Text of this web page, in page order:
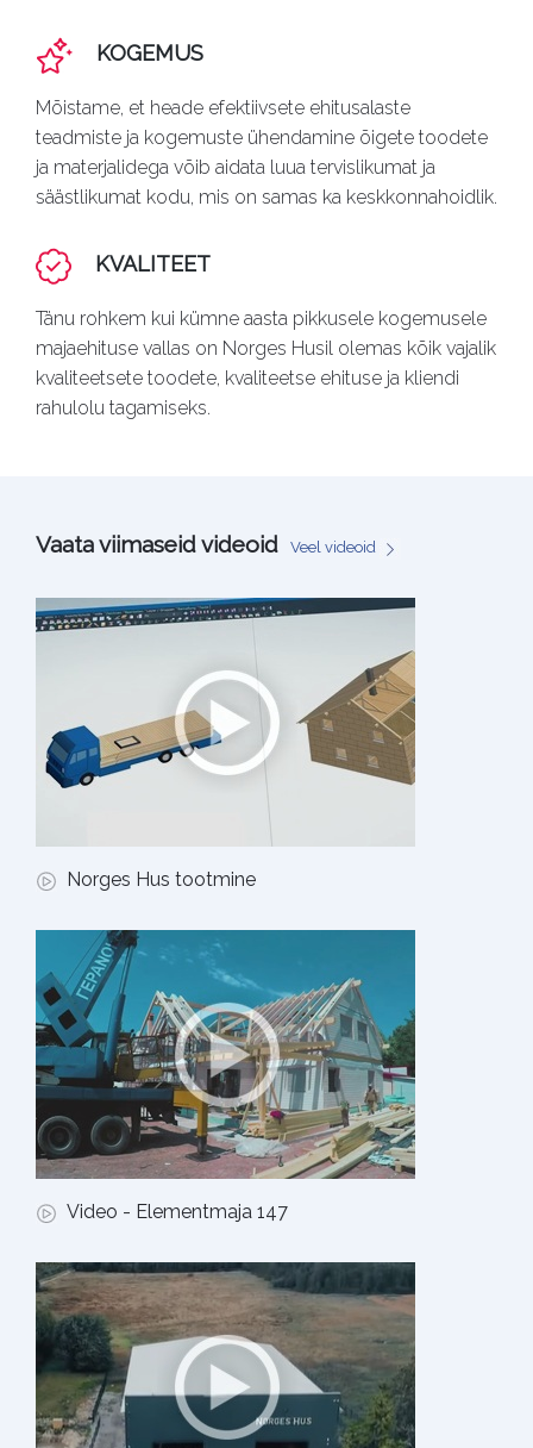
KOGEMUS
Mõistame, et heade efektiivsete ehitusalaste
teadmiste ja kogemuste ühendamine õigete toodete
ja materjalidega võib aidata luua tervislikumat ja
säästlikumat kodu, mis on samas ka keskkonnahoidlik.
KVALITEET
Tänu rohkem kui kümne aasta pikkusele kogemusele
majaehituse vallas on Norges Husil olemas kõik vajalik
kvaliteetsete toodete, kvaliteetse ehituse ja kliendi
rahulolu tagamiseks.
Vaata viimaseid videoid Veel videoid
Norges Hus tootmine
Video - Elementmaja 147